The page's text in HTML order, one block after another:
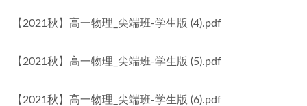
【2021秋】高一物理_尖端班-学生版 (4).pdf
【2021秋】高一物理_尖端班-学生版 (5).pdf
【2021秋】高一物理_尖端班-学生版 (6).pdf